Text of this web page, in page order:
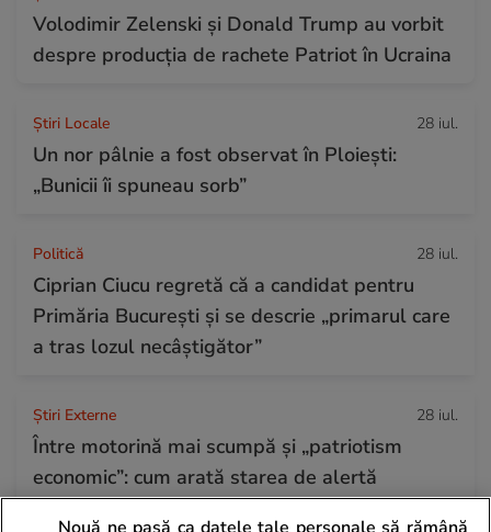
Volodimir Zelenski și Donald Trump au vorbit
despre producția de rachete Patriot în Ucraina
Știri Locale 28 iul.
Un nor pâlnie a fost observat în Ploiești:
„Bunicii îi spuneau sorb”
Politică 28 iul.
Ciprian Ciucu regretă că a candidat pentru
Primăria București și se descrie „primarul care
a tras lozul necâștigător”
Știri Externe 28 iul.
Între motorină mai scumpă și „patriotism
economic”: cum arată starea de alertă
energetică în Republica Moldova